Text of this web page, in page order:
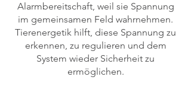
Alarmbereitschaft, weil sie Spannung
im gemeinsamen Feld wahrnehmen.
Tierenergetik hilft, diese Spannung zu
erkennen, zu regulieren und dem
System wieder Sicherheit zu
ermöglichen.